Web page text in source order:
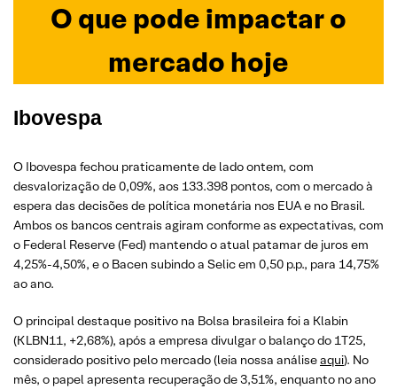
O que pode impactar o
mercado hoje
Ibovespa
O Ibovespa fechou praticamente de lado ontem, com
desvalorização de 0,09%, aos 133.398 pontos, com o mercado à
espera das decisões de política monetária nos EUA e no Brasil.
Ambos os bancos centrais agiram conforme as expectativas, com
o Federal Reserve (Fed) mantendo o atual patamar de juros em
4,25%-4,50%, e o Bacen subindo a Selic em 0,50 p.p., para 14,75%
ao ano.
O principal destaque positivo na Bolsa brasileira foi a Klabin
(KLBN11, +2,68%), após a empresa divulgar o balanço do 1T25,
considerado positivo pelo mercado (leia nossa análiseaqui). No
mês, o papel apresenta recuperação de 3,51%, enquanto no ano